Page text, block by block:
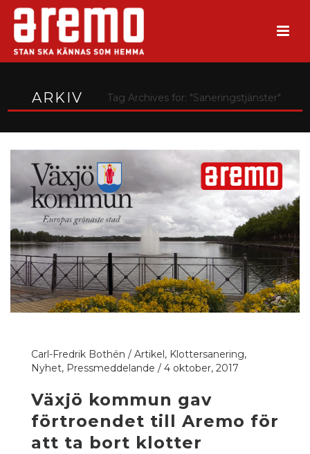
ARKIV Tag Archives for: "Saneringstjänster"
Carl-Fredrik Bothén / Artikel, Klottersanering,
Nyhet, Pressmeddelande / 4 oktober, 2017
Växjö kommun gav
förtroendet till Aremo för
att ta bort klotter